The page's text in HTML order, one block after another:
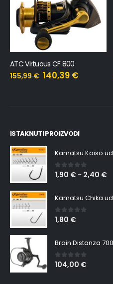
ATC Virtuous CF 800
155,99€ 140,39 €
ISTAKNUTI PROIZVODI
Kamatsu Koiso
0 out of 5
1,90 € – 2,40 €
Kamatsu Chika
0 out of 5
1,80 €
Brain Distanza
0out of 5
104,00 €